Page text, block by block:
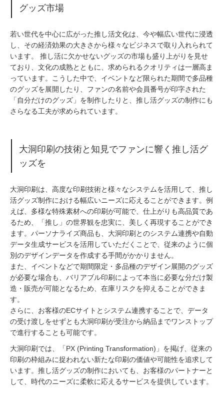
グッズ市場
若い世代を中心に広がった推し活文化は、今や幅広い世代に浸透
し、その経済効果の大きさから様々なビジネスで取り入れられて
います。 推し活に欠かせないグッズの市場も盛り上がりを見せ
ており、文化の成熟とともに、求められるクオリティは一層高ま
っています。こうした中で、イベントなど限られた期間で多品種
のグッズを展開したり、ファンの名前や会員番号が印字された
「自分だけのグッズ」を制作したりと、推し活グッズの制作にも
さらなる工夫が求められています。
大洞印刷の技術と知見でファンに響く推し活グ
ッズを
大洞印刷は、高度な印刷技術と様々なシステムを活用して、推し
活グッズ制作における幅広いニーズに応えることができます。例
えば、多様な特殊素材への印刷が可能で、仕上がりも高品質であ
るため、「推し」の世界観を忠実に、美しく再現することができ
ます。パーソナライズ商品も、大洞印刷とのシステム連携や自動
データ生成サービスを活用していただくことで、従来のように個
別のデザインデータを作成する手間がかかりません。
また、イベントなどで期間限定・多品種のデザイン展開のグッズ
が必要な場合も、バリアブル印刷によって本当に必要な分だけ製
造・販売が可能となるため、在庫リスクを抑えることができま
す。
さらに、お客様のECサイトとシステム連携することで、データ
の受け渡しをせずとも大洞印刷が受注から納品までワンストップ
で進行することも可能です。
大洞印刷では、「PX (Printing Transformation)」を掲げ、従来の
印刷の枠組みに捉われない新たな印刷の価値や可能性を追求して
います。推し活グッズの制作においても、お客様のパートナーと
して、時代のニーズに柔軟に応えるサービスを提供しています。